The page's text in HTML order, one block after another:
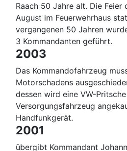
Raach 50 Jahre alt. Die Feier
August im Feuerwehrhaus
vergangenen 50 Jahren
3 Kommandanten geführt.
2003
Das Kommandofahrzeug
Motorschadens
dessen wird eine VW-
Versorgungsfahrzeug
Handfunkgerät.
2001
übergibt Kommandant